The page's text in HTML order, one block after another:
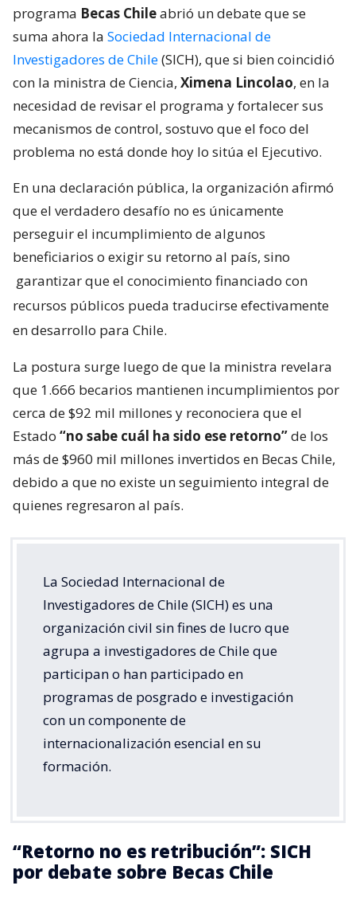
programa Becas Chileabrió un debate que se
suma ahora la Sociedad Internacional de
Investigadores de Chile(SICH), que si bien coincidió
con la ministra de Ciencia, Ximena Lincolao, en la
necesidad de revisar el programa y fortalecer sus
mecanismos de control, sostuvo que el foco del
problema no está donde hoy lo sitúa el Ejecutivo.
En una declaración pública, la organización afirmó
que el verdadero desafío no es únicamente
perseguir el incumplimiento de algunos
beneficiarios o exigir su retorno al país, sino
garantizar que el conocimiento financiado con
recursos públicos pueda traducirse efectivamente
en desarrollo para Chile.
La postura surge luego de que la ministra revelara
que 1.666 becarios mantienen incumplimientos por
cerca de $92 mil millones y reconociera que el
Estado “no sabe cuál ha sido ese retorno”de los
más de $960 mil millones invertidos en Becas Chile,
debido a que no existe un seguimiento integral de
quienes regresaron al país.
La Sociedad Internacional de
Investigadores de Chile (SICH) es una
organización civil sin fines de lucro que
agrupa a investigadores de Chile que
participan o han participado en
programas de posgrado e investigación
con un componente de
internacionalización esencial en su
formación.
“Retorno no es retribución”: SICH
por debate sobre Becas Chile